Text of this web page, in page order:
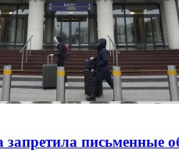
письменные